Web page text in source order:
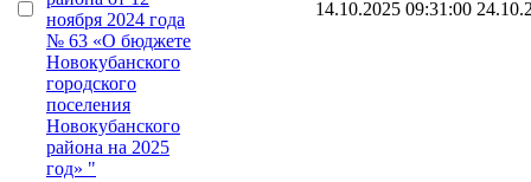
ноября 2024 года
№ 63 «О бюджете
Новокубанского
городского
поселения
Новокубанского
района на 2025
год» "
14.10.2025 09:31:00